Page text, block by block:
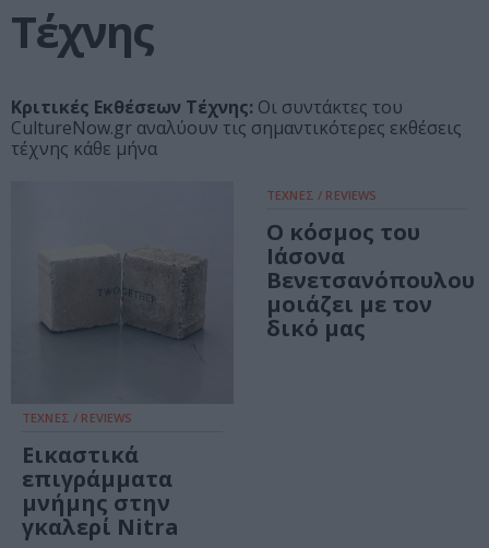
Τέχνης
Κριτικές Εκθέσεων Τέχνης: Οι συντάκτες του
CultureNow.gr αναλύουν τις σημαντικότερες εκθέσεις
τέχνης κάθε μήνα
ΤΕΧΝΕΣ / REVIEWS
Εικαστικά
επιγράμματα
μνήμης στην
γκαλερί Nitra
ΤΕΧΝΕΣ / REVIEWS
Ο κόσμος του
Ιάσονα
Βενετσανόπουλου
μοιάζει με τον
δικό μας